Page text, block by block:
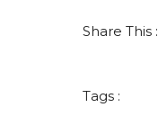
Share This :
Tags :